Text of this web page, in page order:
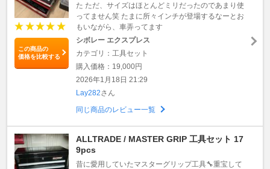
この商品の
価格を比較する
た ただ、サイズはほとんどミリだったのであまり使
ってません笑 たまに所々インチが登場するなーとお
もいながら、車弄ってます
シボレー エクスプレス
カテゴリ：工具セット
購入価格：19,000円
2026年1月18日 21:29
Lay282さん
同じ商品のレビュー一覧
ALLTRADE / MASTER GRIP 工具セット 17
9pcs
昔に愛用していたマスターグリップ工具🔧重宝して